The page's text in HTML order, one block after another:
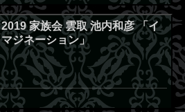
2019 家族会 雲取 池内和彦 「イ
マジネーション」